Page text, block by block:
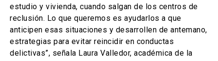
estudio y vivienda, cuando salgan de los centros de
reclusión. Lo que queremos es ayudarlos a que
anticipen esas situaciones y desarrollen de antemano,
estrategias para evitar reincidir en conductas
delictivas”, señala Laura Valledor, académica de la